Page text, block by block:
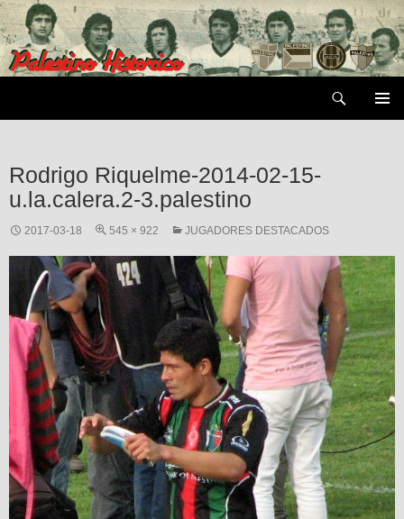
Saltar
al
contenido
Rodrigo Riquelme-2014-02-15-
u.la.calera.2-3.palestino
2017-03-18 545 × 922 JUGADORES DESTACADOS